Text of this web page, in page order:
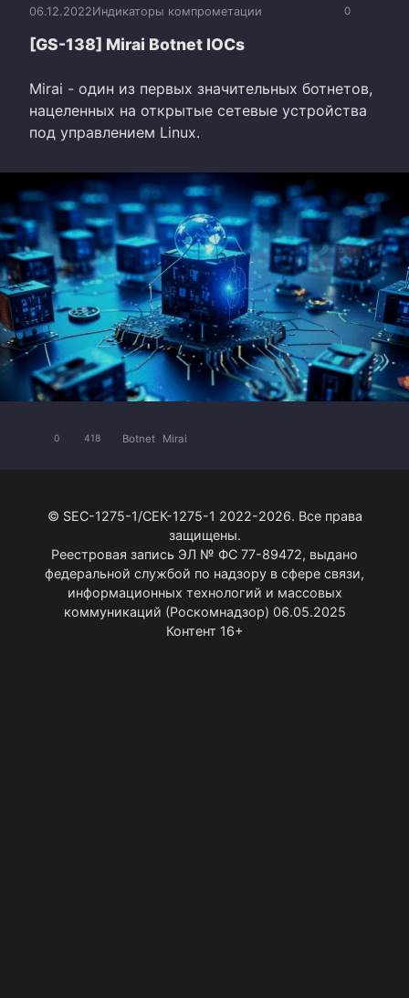
0
06.12.2022Индикаторы компрометации
[GS-138] Mirai Botnet IOCs
Mirai - один из первых значительных ботнетов,
нацеленных на открытые сетевые устройства
под управлением Linux.
0 418 Botnet Mirai
© SEC-1275-1/СЕК-1275-1 2022-2026. Все права
защищены.
Реестровая запись ЭЛ № ФС 77-89472, выдано
федеральной службой по надзору в сфере связи,
информационных технологий и массовых
коммуникаций (Роскомнадзор) 06.05.2025
Контент 16+